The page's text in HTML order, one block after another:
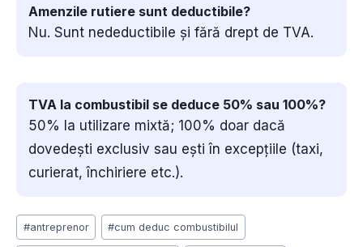
Amenzile rutiere sunt deductibile?
Nu. Sunt nedeductibile și fără drept de TVA.
TVA la combustibil se deduce 50% sau 100%?
50% la utilizare mixtă; 100% doar dacă
dovedești exclusiv sau ești în excepțiile (taxi,
curierat, închiriere etc.).
Post
Tags:
#antreprenor #cum deduc combustibilul